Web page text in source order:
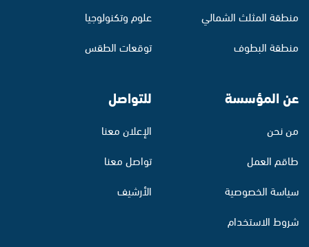
منطقة المثلث الشمالي
منطقة البطوف
علوم وتكنولوجيا
توقعات الطقس
عن المؤسسة
من نحن
طاقم العمل
سياسة الخصوصية
شروط الاستخدام
للتواصل
الإعلان معنا
تواصل معنا
الأرشيف